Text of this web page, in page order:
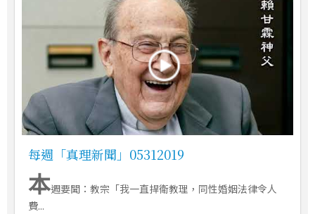
每週「真理新聞」05312019
本週要聞：教宗「我一直捍衛教理，同性婚姻法律令人
費...